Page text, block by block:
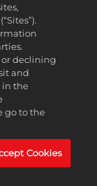
開發。Gearbox、
商標。2K及2K標誌
他標誌及商標皆為其
，請點擊這裡。如果
」，請點擊這
declining
and
in the
go to the
Cookies